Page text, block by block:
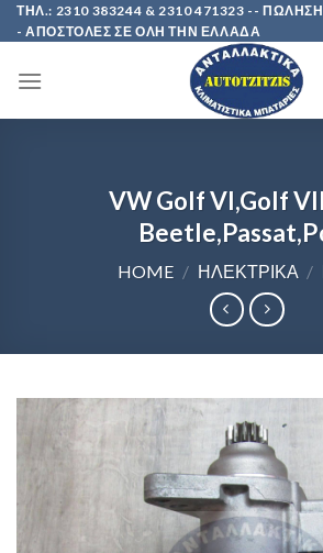
Skip
to
ΤΗΛ.: 2310 383244 & 2310 471323 --
- ΑΠΟΣΤΟΛΕΣ ΣΕ ΟΛΗ ΤΗΝ ΕΛΛΑΔΑ
VW Golf VI,Golf
HOME / ΗΛΕΚΤΡΙΚΑ /